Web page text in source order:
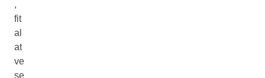
,
fit
al
at
ve
se